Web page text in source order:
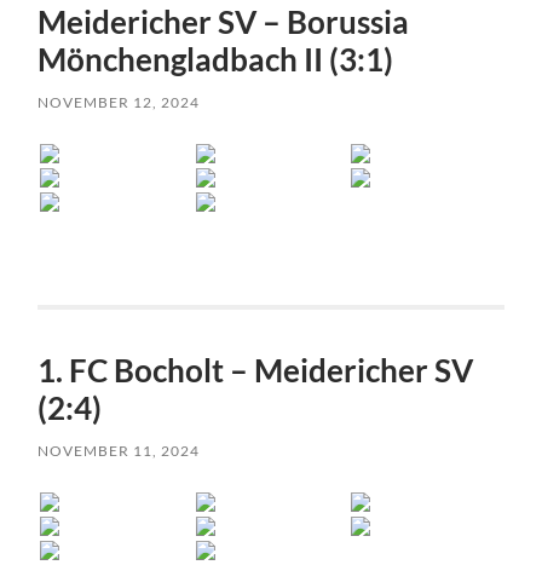
Meidericher SV – Borussia
Mönchengladbach II (3:1)
NOVEMBER 12, 2024
1. FC Bocholt – Meidericher SV
(2:4)
NOVEMBER 11, 2024